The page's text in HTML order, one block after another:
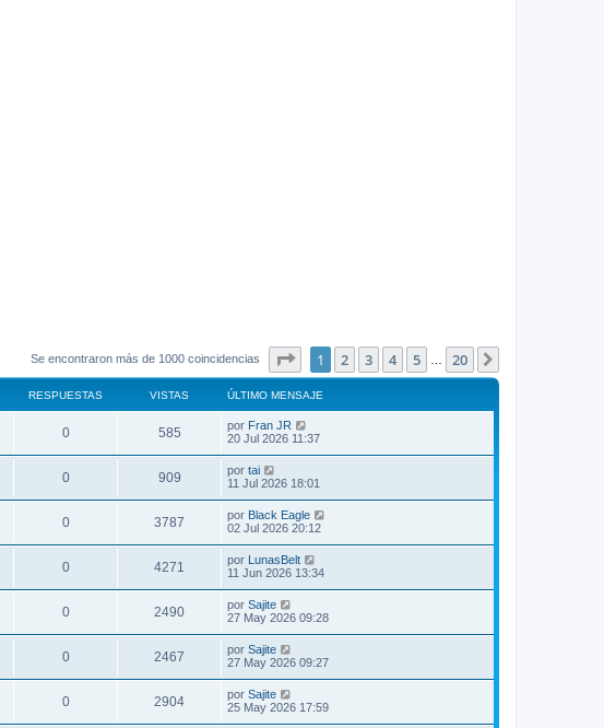
Se encontraron más de 1000 coincidencias Página1 de 20
1 2 3 4 5 20
RESPUESTAS VISTAS ÚLTIMO MENSAJE
0 585 por Fran JR
20 Jul 2026 11:37
0 909 por tai
11 Jul 2026 18:01
0 3787 por Black Eagle
02 Jul 2026 20:12
0 4271 por LunasBelt
11 Jun 2026 13:34
0 2490 por Sajite
27 May 2026 09:28
0 2467 por Sajite
27 May 2026 09:27
0 2904 por Sajite
25 May 2026 17:59